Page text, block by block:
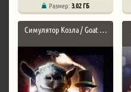
Размер:3.02 ГБ
Симулятор Козла / Goat …